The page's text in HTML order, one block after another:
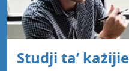
Studji ta’